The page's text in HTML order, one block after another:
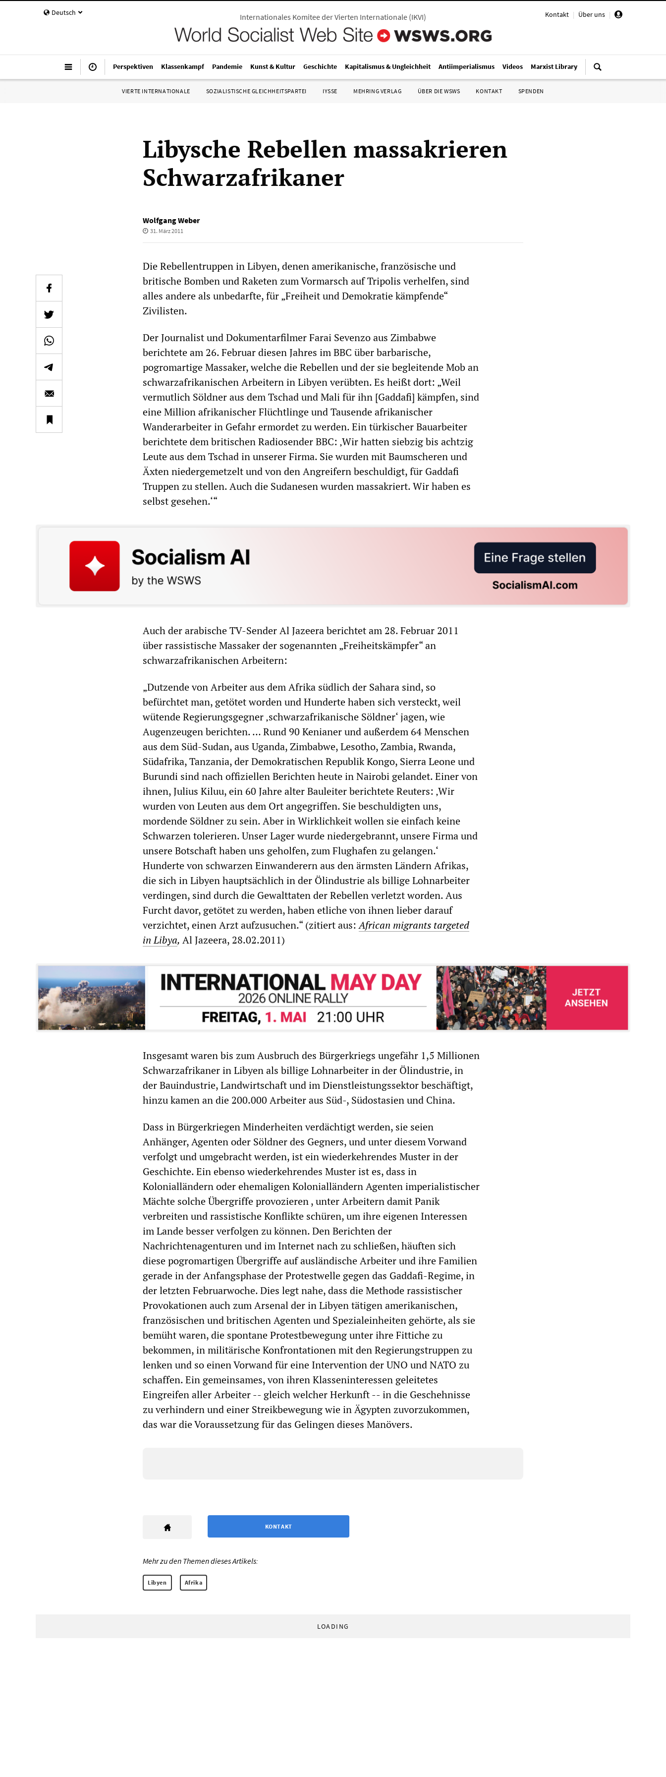
Deutsch Kontakt | Über uns |
Internationales Komitee der Vierten Internationale (IKVI)
Perspektiven Klassenkampf Pandemie Kunst & Kultur Geschichte Kapitalismus & Ungleichheit Antiimperialismus Videos Marxist Library
VIERTE INTERNATIONALE SOZIALISTISCHE GLEICHHEITSPARTEI IYSSE MEHRING VERLAG ÜBER DIE WSWS KONTAKT SPENDEN
Libysche Rebellen massakrieren
Schwarzafrikaner
Wolfgang Weber
31. März 2011
Die Rebellentruppen in Libyen, denen amerikanische, französische und
britische Bomben und Raketen zum Vormarsch auf Tripolis verhelfen, sind
alles andere als unbedarfte, für „Freiheit und Demokratie kämpfende“
Zivilisten.
Der Journalist und Dokumentarfilmer Farai Sevenzo aus Zimbabwe
berichtete am 26. Februar diesen Jahres im BBC über barbarische,
pogromartige Massaker, welche die Rebellen und der sie begleitende Mob an
schwarzafrikanischen Arbeitern in Libyen verübten. Es heißt dort: „Weil
vermutlich Söldner aus dem Tschad und Mali für ihn [Gaddafi] kämpfen, sind
eine Million afrikanischer Flüchtlinge und Tausende afrikanischer
Wanderarbeiter in Gefahr ermordet zu werden. Ein türkischer Bauarbeiter
berichtete dem britischen Radiosender BBC: ‚Wir hatten siebzig bis achtzig
Leute aus dem Tschad in unserer Firma. Sie wurden mit Baumscheren und
Äxten niedergemetzelt und von den Angreifern beschuldigt, für Gaddafi
Truppen zu stellen. Auch die Sudanesen wurden massakriert. Wir haben es
selbst gesehen.‘“
Auch der arabische TV-Sender Al Jazeera berichtet am 28. Februar 2011
über rassistische Massaker der sogenannten „Freiheitskämpfer“ an
schwarzafrikanischen Arbeitern:
„Dutzende von Arbeiter aus dem Afrika südlich der Sahara sind, so
befürchtet man, getötet worden und Hunderte haben sich versteckt, weil
wütende Regierungsgegner ‚schwarzafrikanische Söldner‘ jagen, wie
Augenzeugen berichten. … Rund 90 Kenianer und außerdem 64 Menschen
aus dem Süd-Sudan, aus Uganda, Zimbabwe, Lesotho, Zambia, Rwanda,
Südafrika, Tanzania, der Demokratischen Republik Kongo, Sierra Leone und
Burundi sind nach offiziellen Berichten heute in Nairobi gelandet. Einer von
ihnen, Julius Kiluu, ein 60 Jahre alter Bauleiter berichtete Reuters: ‚Wir
wurden von Leuten aus dem Ort angegriffen. Sie beschuldigten uns,
mordende Söldner zu sein. Aber in Wirklichkeit wollen sie einfach keine
Schwarzen tolerieren. Unser Lager wurde niedergebrannt, unsere Firma und
unsere Botschaft haben uns geholfen, zum Flughafen zu gelangen.‘
Hunderte von schwarzen Einwanderern aus den ärmsten Ländern Afrikas,
die sich in Libyen hauptsächlich in der Ölindustrie als billige Lohnarbeiter
verdingen, sind durch die Gewalttaten der Rebellen verletzt worden. Aus
Furcht davor, getötet zu werden, haben etliche von ihnen lieber darauf
verzichtet, einen Arzt aufzusuchen.“ (zitiert aus:African migrants targeted
in Libya, Al Jazeera, 28.02.2011)
Insgesamt waren bis zum Ausbruch des Bürgerkriegs ungefähr 1,5 Millionen
Schwarzafrikaner in Libyen als billige Lohnarbeiter in der Ölindustrie, in
der Bauindustrie, Landwirtschaft und im Dienstleistungssektor beschäftigt,
hinzu kamen an die 200.000 Arbeiter aus Süd-, Südostasien und China.
Dass in Bürgerkriegen Minderheiten verdächtigt werden, sie seien
Anhänger, Agenten oder Söldner des Gegners, und unter diesem Vorwand
verfolgt und umgebracht werden, ist ein wiederkehrendes Muster in der
Geschichte. Ein ebenso wiederkehrendes Muster ist es, dass in
Kolonialländern oder ehemaligen Kolonialländern Agenten imperialistischer
Mächte solche Übergriffe provozieren , unter Arbeitern damit Panik
verbreiten und rassistische Konflikte schüren, um ihre eigenen Interessen
im Lande besser verfolgen zu können. Den Berichten der
Nachrichtenagenturen und im Internet nach zu schließen, häuften sich
diese pogromartigen Übergriffe auf ausländische Arbeiter und ihre Familien
gerade in der Anfangsphase der Protestwelle gegen das Gaddafi-Regime, in
der letzten Februarwoche. Dies legt nahe, dass die Methode rassistischer
Provokationen auch zum Arsenal der in Libyen tätigen amerikanischen,
französischen und britischen Agenten und Spezialeinheiten gehörte, als sie
bemüht waren, die spontane Protestbewegung unter ihre Fittiche zu
bekommen, in militärische Konfrontationen mit den Regierungstruppen zu
lenken und so einen Vorwand für eine Intervention der UNO und NATO zu
schaffen. Ein gemeinsames, von ihren Klasseninteressen geleitetes
Eingreifen aller Arbeiter -- gleich welcher Herkunft -- in die Geschehnisse
zu verhindern und einer Streikbewegung wie in Ägypten zuvorzukommen,
das war die Voraussetzung für das Gelingen dieses Manövers.
KONTAKT
Mehr zu den Themen dieses Artikels:
Libyen Afrika
LOADING